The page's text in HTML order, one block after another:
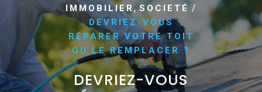
IMMOBILIER ,SOCIETÉ/
DEVRIEZ-VOUS
RÉPARER VOTRE TOIT
OU LE REMPLACER ?
DEVRIEZ-VOUS